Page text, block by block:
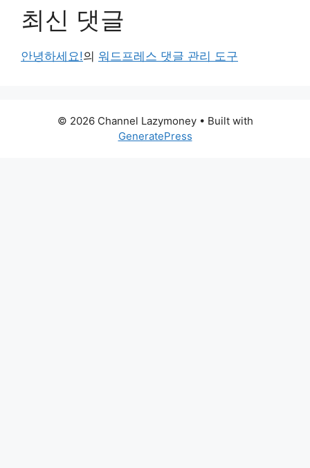
최신 댓글
안녕하세요!의 워드프레스 댓글 관리 도구
© 2026 Channel Lazymoney• Built with
GeneratePress